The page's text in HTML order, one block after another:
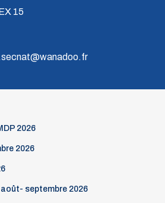
15
2026
2026
septembre 2026